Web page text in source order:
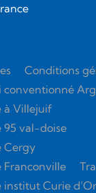
Conditions
conventionné
à Villejuif
95 val-doise
Cergy
Franconville
Curie